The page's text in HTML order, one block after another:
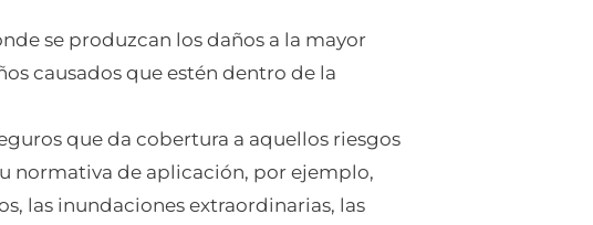
se produzcan los daños a la mayor
causados que estén dentro de la
que da cobertura a aquellos riesgos
normativa de aplicación, por ejemplo,
las inundaciones extraordinarias, las